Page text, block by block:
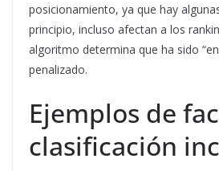
posicionamiento, ya que hay
principio, incluso afectan a los
algoritmo determina que ha sido
penalizado.
Ejemplos de
clasificación